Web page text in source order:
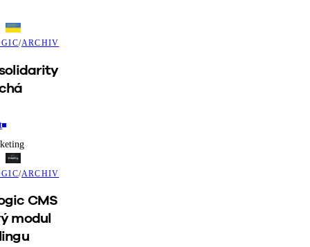
/ARCHIV
/ARCHIV
CMS
modul